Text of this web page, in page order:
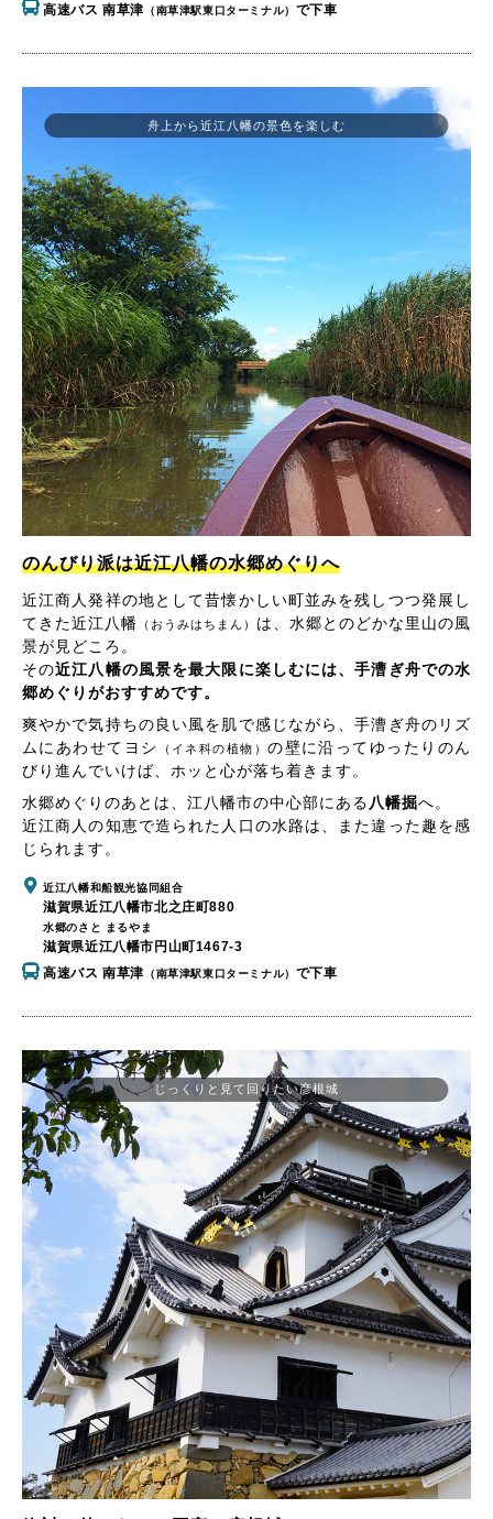
高速バス 南草津 （南草津駅東口ターミナル） で下車
のんびり派は近江八幡の水郷めぐりへ
近江商人発祥の地として昔懐かしい町並みを残しつつ発展し
てきた近江八幡 （おうみはちまん） は、水郷とのどかな里山の風
景が見どころ。
その近江八幡の風景を最大限に楽しむには、手漕ぎ舟での水
郷めぐりがおすすめです。
爽やかで気持ちの良い風を肌で感じながら、手漕ぎ舟のリズ
ムにあわせてヨシ
（イネ科の植物）の壁に沿ってゆったりのん
びり進んでいけば、ホッと心が落ち着きます。
水郷めぐりのあとは、江八幡市の中心部にある八幡掘へ。
近江商人の知恵で造られた人口の水路は、また違った趣を感
じられます。
近江八幡和船観光協同組合
滋賀県近江八幡市北之庄町880
水郷のさと まるやま
滋賀県近江八幡市円山町1467-3
高速バス 南草津 （南草津駅東口ターミナル） で下車
舟上から近江八幡の景色を楽しむ
じっくりと見て回りたい彦根城